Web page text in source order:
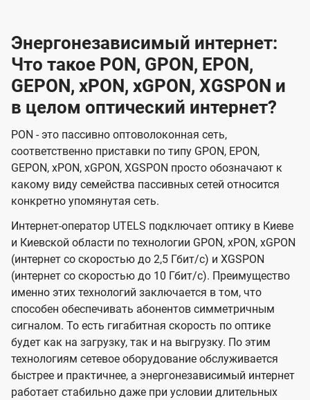
Энергонезависимый интернет:
Что такое PON, GPON, EPON,
GEPON, xPON, xGPON, XGSPON и
в целом оптический интернет?
PON - это пассивно оптоволоконная сеть,
соответственно приставки по типу GPON, EPON,
GEPON, xPON, xGPON, XGSPON просто обозначают к
какому виду семейства пассивных сетей относится
конкретно упомянутая сеть.
Интернет-оператор UTELS подключает оптику в Киеве
и Киевской области по технологии GPON, xPON, xGPON
(интернет со скоростью до 2,5 Гбит/с) и XGSPON
(интернет со скоростью до 10 Гбит/с). Преимущество
именно этих технологий заключается в том, что
способен обеспечивать абонентов симметричным
сигналом. То есть гигабитная скорость по оптике
будет как на загрузку, так и на выгрузку. По этим
технологиям сетевое оборудование обслуживается
быстрее и практичнее, а энергонезависимый интернет
работает стабильно даже при условии длительных